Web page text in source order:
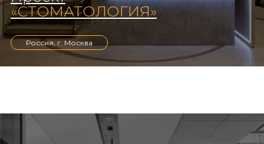
Россия, г. Москва
«СТОМАТОЛОГИЯ»